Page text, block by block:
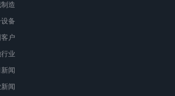
造
备
户
业
闻
闻